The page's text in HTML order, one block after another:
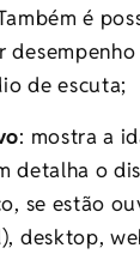
é
de escuta;
: mostra a
detalha o
se estão
desktop,